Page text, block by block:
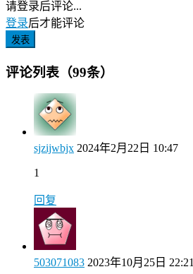
请登录后评论...
登录后才能评论
发表
评论列表（99条）
sjzijwbjx 2024年2月22日 10:47
1
回复
503071083 2023年10月25日 22:21